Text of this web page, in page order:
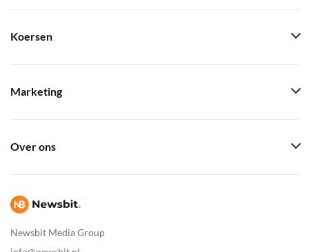
Newsbit Media Group
Koersen
Marketing
Over ons